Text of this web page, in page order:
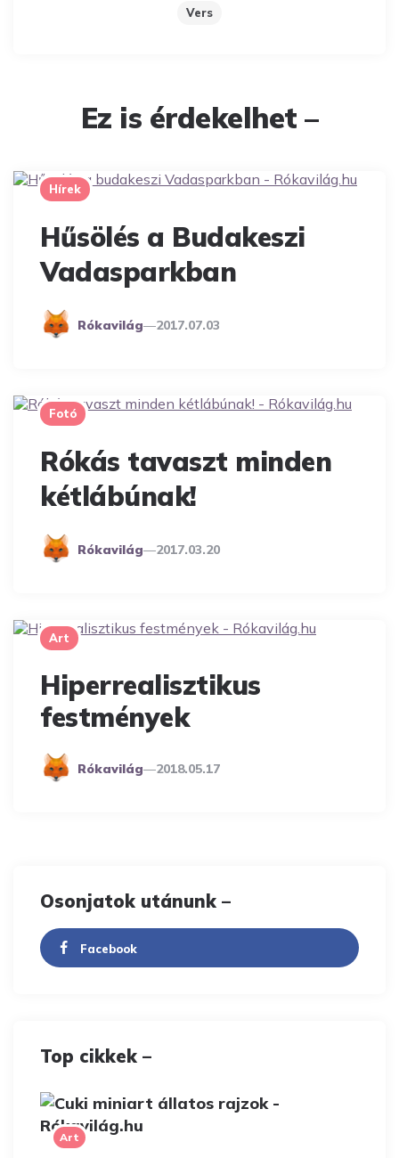
Vers
Ez is érdekelhet –
Hírek
Hűsölés a Budakeszi
Vadasparkban
Posted
Rókavilág 2017.07.03
Fotó
Rókás tavaszt minden
kétlábúnak!
Posted
Rókavilág 2017.03.20
Art
Hiperrealisztikus
festmények
Posted
Rókavilág 2018.05.17
Osonjatok utánunk –
Facebook
Top cikkek –
Art